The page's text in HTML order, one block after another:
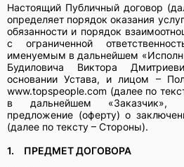
Настоящий Публичный договор
определяет порядок оказания
обязанности и порядок
с ограниченной
именуемым в дальнейшем
Будиловича Виктора
основании Устава, и лицом –
www.topspeople.com (далее по
в дальнейшем «Заказчик»,
предложение (оферту) о
(далее по тексту – Стороны).
1.
ПРЕДМЕТ ДОГОВОРА
Опишите задачу
Прикрепить фото (до 5 шт.)